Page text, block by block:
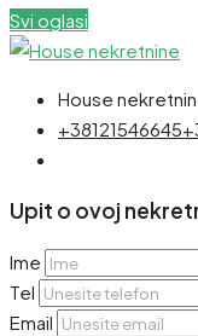
Svi oglasi
House
+38121546645
Upit o ovoj
Ime
Tel
Email